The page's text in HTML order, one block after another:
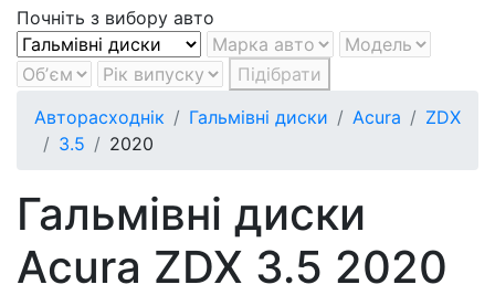
Почніть з вибору авто
Підібрати
Авторасходнік
Гальмівні диски Acura
ZDX
3.5
2020
Гальмівні диски
Acura ZDX 3.5 2020